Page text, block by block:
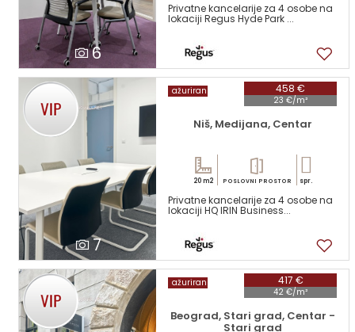
6
Privatne kancelarije za 4 osobe na
lokaciji Regus Hyde Park ...
7
458 €
23 €/m²
ažuriran
Niš, Medijana, Centar
20 m2 POSLOVNI PROSTOR spr.
Privatne kancelarije za 4 osobe na
lokaciji HQ IRIN Business...
417 €
42 €/m²
ažuriran
Beograd, Stari grad, Centar -
Stari grad